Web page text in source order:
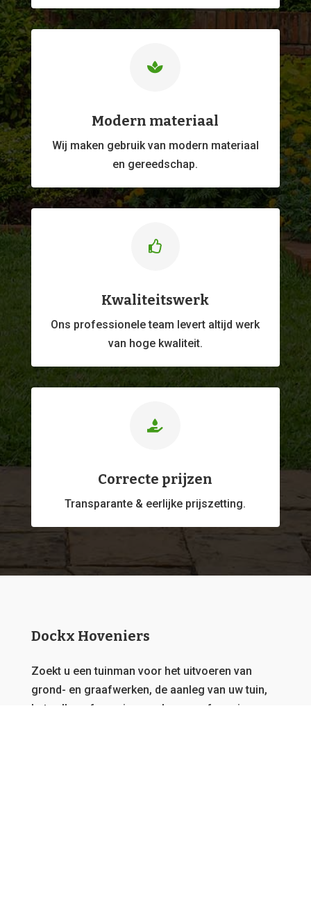

Modern materiaal
Wij maken gebruik van modern materiaal
en gereedschap.

Kwaliteitswerk
Ons professioneleteam levert altijd werk
van hoge kwaliteit.

Correcte prijzen
Transparante & eerlijke prijszetting.
Dockx Hoveniers
Zoekt u een tuinman voor het uitvoeren van
grond- en graafwerken, de aanleg van uw tuin,
het vellen of snoeien van bomen of overig